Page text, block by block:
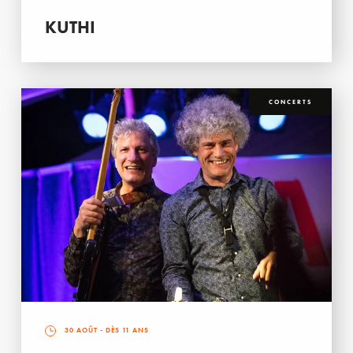
KUTHI
CONCERTS
30 AOÛT - DÈS 11 ANS